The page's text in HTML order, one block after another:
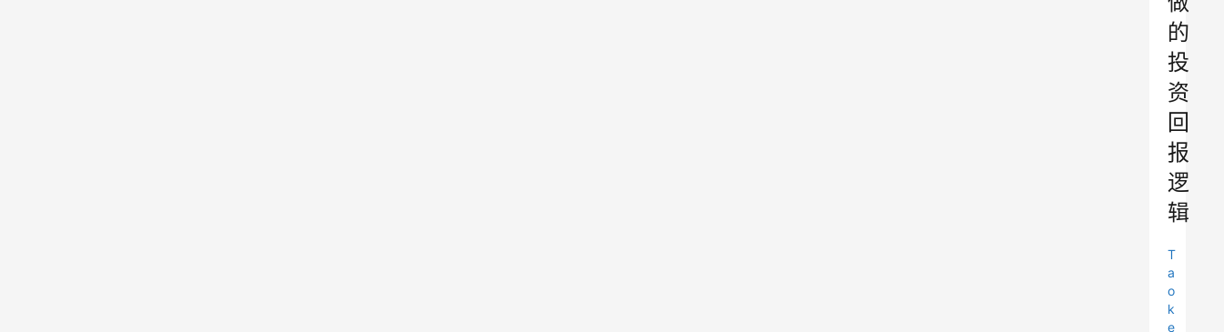
的
投
资
回
报
逻
辑
T
a
o
k
e